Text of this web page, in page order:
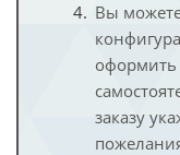
Вы
оформить
заказу